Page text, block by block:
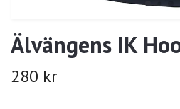
Älvängens IK
280 kr